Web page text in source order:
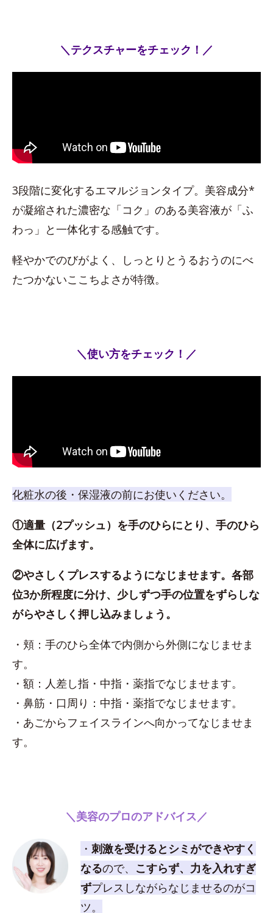
＼テクスチャーをチェック！／
3段階に変化するエマルジョンタイプ。美容成分*
が凝縮された濃密な「コク」のある美容液が「ふ
わっ」と一体化する感触です。
軽やかでのびがよく、しっとりとうるおうのにべ
たつかないここちよさが特徴。
＼使い方をチェック！／
化粧水の後・保湿液の前にお使いください。
①適量（2プッシュ）を手のひらにとり、手のひら
全体に広げます。
②やさしくプレスするようになじませます。各部
位3か所程度に分け、少しずつ手の位置をずらしな
がらやさしく押し込みましょう。
・頬：手のひら全体で内側から外側になじませま
す。
・額：人差し指・中指・薬指でなじませます。
・鼻筋・口周り：中指・薬指でなじませます。
・あごからフェイスラインへ向かってなじませま
す。
＼美容のプロのアドバイス／
・ 刺激を受けるとシミができやすく
なるので、 こすらず、力を入れすぎ
ずプレスしながらなじませるのがコ
ツ。